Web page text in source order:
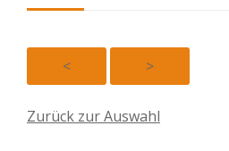
< >
Zurück zur Auswahl